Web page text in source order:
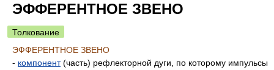
ЭФФЕРЕНТНОЕ ЗВЕНО
Толкование
ЭФФЕРЕНТНОЕ ЗВЕНО
- компонент(часть) рефлекторной дуги, по которому импульсы